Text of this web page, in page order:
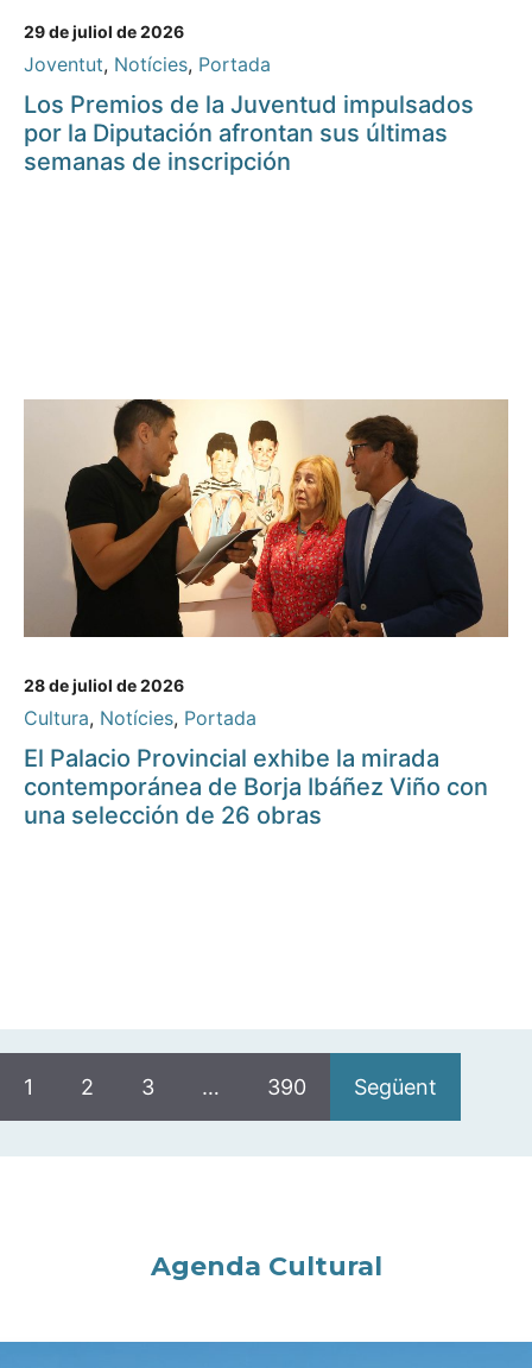
29 de juliol de 2026
Joventut, Notícies, Portada
Los Premios de la Juventud impulsados
por la Diputación afrontan sus últimas
semanas de inscripción
28 de juliol de 2026
Cultura, Notícies, Portada
El Palacio Provincial exhibe la mirada
contemporánea de Borja Ibáñez Viño con
una selección de 26 obras
1 2 3 … 390 Següent
Agenda Cultural